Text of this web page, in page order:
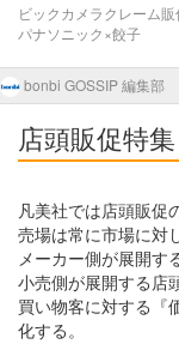
ビックカメラクレーム
パナソニック×餃子
bonbi GOSSIP 編集部
店頭販促特集
凡美社では店頭販促
売場は常に市場に対
メーカー側が展開す
小売側が展開する店
買い物客に対する『
化する。